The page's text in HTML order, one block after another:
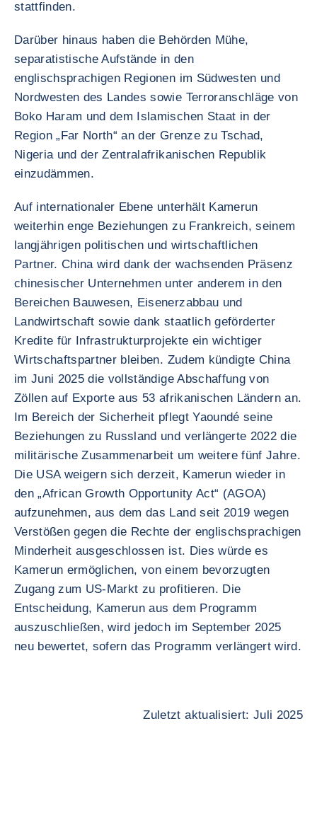
stattfinden.
Darüber hinaus haben die Behörden Mühe,
separatistische Aufstände in den
englischsprachigen Regionen im Südwesten und
Nordwesten des Landes sowie Terroranschläge von
Boko Haram und dem Islamischen Staat in der
Region „Far North“ an der Grenze zu Tschad,
Nigeria und der Zentralafrikanischen Republik
einzudämmen.
Auf internationaler Ebene unterhält Kamerun
weiterhin enge Beziehungen zu Frankreich, seinem
langjährigen politischen und wirtschaftlichen
Partner. China wird dank der wachsenden Präsenz
chinesischer Unternehmen unter anderem in den
Bereichen Bauwesen, Eisenerzabbau und
Landwirtschaft sowie dank staatlich geförderter
Kredite für Infrastrukturprojekte ein wichtiger
Wirtschaftspartner bleiben. Zudem kündigte China
im Juni 2025 die vollständige Abschaffung von
Zöllen auf Exporte aus 53 afrikanischen Ländern an.
Im Bereich der Sicherheit pflegt Yaoundé seine
Beziehungen zu Russland und verlängerte 2022 die
militärische Zusammenarbeit um weitere fünf Jahre.
Die USA weigern sich derzeit, Kamerun wieder in
den „African Growth Opportunity Act“ (AGOA)
aufzunehmen, aus dem das Land seit 2019 wegen
Verstößen gegen die Rechte der englischsprachigen
Minderheit ausgeschlossen ist. Dies würde es
Kamerun ermöglichen, von einem bevorzugten
Zugang zum US-Markt zu profitieren. Die
Entscheidung, Kamerun aus dem Programm
auszuschließen, wird jedoch im September 2025
neu bewertet, sofern das Programm verlängert wird.
Zuletzt aktualisiert: Juli 2025